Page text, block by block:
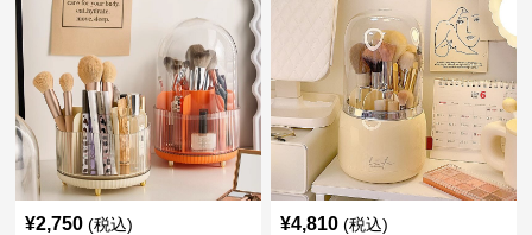
¥2,750 (税込) ¥4,810 (税込)